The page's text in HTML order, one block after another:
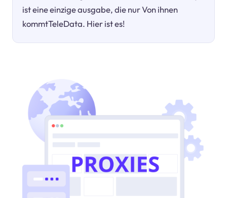
ist eine einzige ausgabe, die nur Von ihnen
kommtTeleData. Hier ist es!